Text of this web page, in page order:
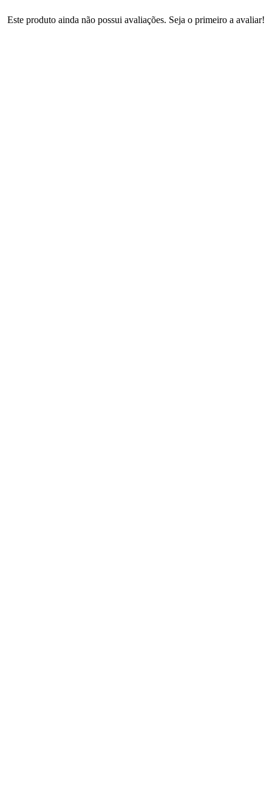
Este produto ainda não possui avaliações. Seja o primeiro a avaliar!